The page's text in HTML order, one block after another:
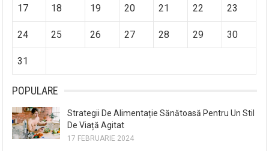
17 18 19 20 21 22 23
24 25 26 27 28 29 30
31
POPULARE
Strategii De Alimentație Sănătoasă Pentru Un Stil
De Viață Agitat
17 FEBRUARIE 2024